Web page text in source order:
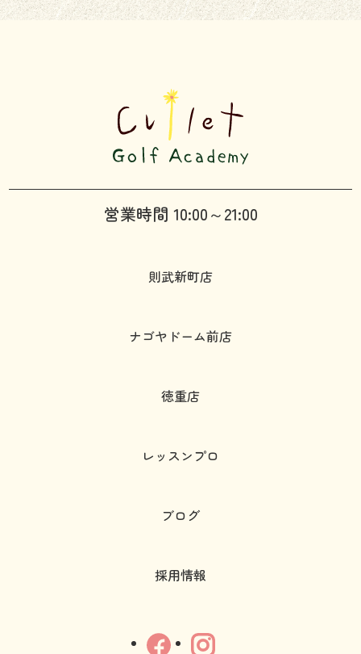
営業時間 10:00～21:00
則武新町店
ナゴヤドーム前店
徳重店
レッスンプロ
ブログ
採用情報